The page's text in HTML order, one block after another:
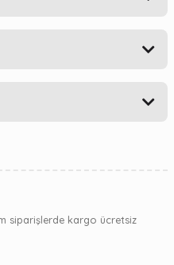
ederiz.
siparişlerde kargo ücretsiz